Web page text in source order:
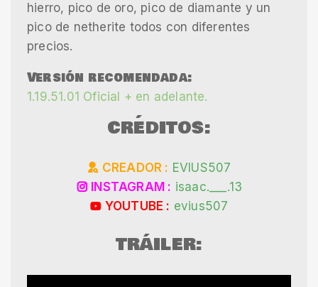
hierro, pico de oro, pico de diamante y un
pico de netherite todos con diferentes
precios.
Versión recomendada:
1.19.51.01 Oficial + en adelante.
CRÉDITOS:
CREADOR : EVIUS507
INSTAGRAM : isaac.___.13
YOUTUBE : evius507
TRÁILER: